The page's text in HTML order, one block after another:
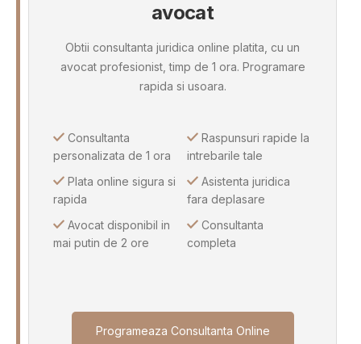
avocat
Obtii consultanta juridica online platita, cu un
avocat profesionist, timp de 1 ora. Programare
rapida si usoara.
Consultanta
personalizata de 1 ora
Plata online sigura si
rapida
Avocat disponibil in
mai putin de 2 ore
Raspunsuri rapide la
intrebarile tale
Asistenta juridica
fara deplasare
Consultanta
completa
Programeaza Consultanta Online